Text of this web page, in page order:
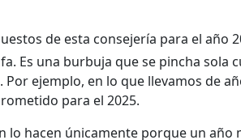
de esta consejería para el año
Es una burbuja que se pincha sola
ejemplo, en lo que llevamos de
para el 2025.
lo hacen únicamente porque un año